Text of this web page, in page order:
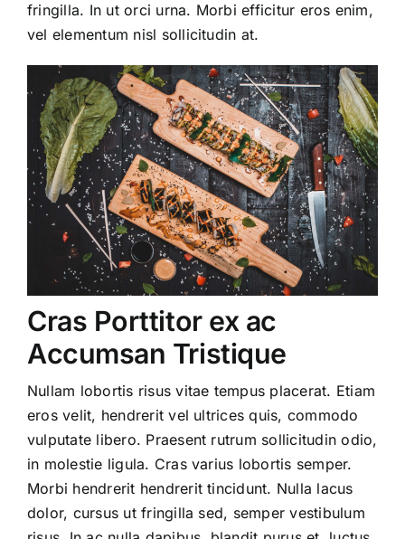
fringilla. In ut orci urna. Morbi efficitur eros enim,
vel elementum nisl sollicitudin at.
Cras Porttitor ex ac
Accumsan Tristique
Nullam lobortis risus vitae tempus placerat. Etiam
eros velit, hendrerit vel ultrices quis, commodo
vulputate libero. Praesent rutrum sollicitudin odio,
in molestie ligula. Cras varius lobortis semper.
Morbi hendrerit hendrerit tincidunt. Nulla lacus
dolor, cursus ut fringilla sed, semper vestibulum